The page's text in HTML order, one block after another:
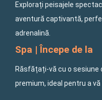
Explorați peisajele
aventură captivantă,
adrenalină.
Spa | Începe de la
Răsfățați-vă cu o sesiune
premium, ideal pentru a